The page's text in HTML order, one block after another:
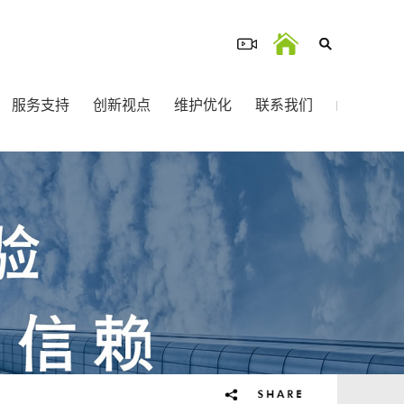
服务支持 创新视点 维护优化 联系我们
维护运营 建站产品